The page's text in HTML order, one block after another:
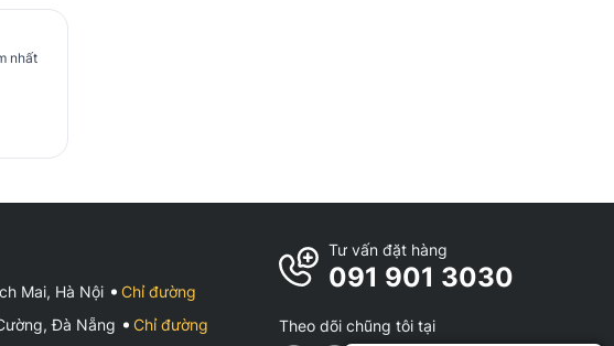
nhất
Mai, Hà Nội
Chỉ đường
Đà Nẵng
Chỉ đường
Tư vấn đặt hàng
091 901 3030
Theo dõi chũng tôi tại